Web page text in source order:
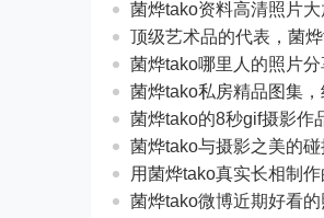
菌烨tako资料高清照片大
顶级艺术品的代表，菌
菌烨tako哪里人的照片
菌烨tako私房精品图集
菌烨tako的8秒gif摄影作
菌烨tako与摄影之美的
用菌烨tako真实长相制
菌烨tako微博近期好看